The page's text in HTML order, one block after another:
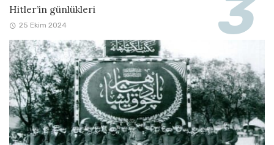
Hitler’in günlükleri
25 Ekim 2024